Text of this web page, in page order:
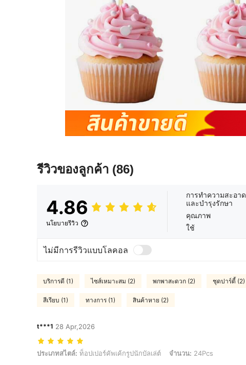
รีวิวของลูกค้า (86)
4.86
นโยบายรีวิว
การทำความสะอาด
และบำรุงรักษา
คุณภาพ
ใช้
ไม่มีการรีวิวแบบโลคอล
บริการดี (1) ไซส์เหมาะสม (2) พกพาสะดวก (2) ชุดปาร์ตี้ (2)
สีเรียบ (1) ทางการ (1) สินค้าหาย (2)
t***1 28 Apr,2026
ประเภทสไตล์: ท็อปเปอร์คัพเค้กรูปนักบัลเล่ต์, จำนวน: 24Pcs
ประเภทสไตล์: ท็อปเปอร์คัพเค้กรูปนักบัลเล่ต์ จำนวน: 24Pcs